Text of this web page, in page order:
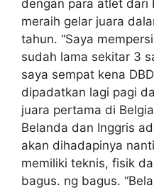
dengan para atlet dari
meraih gelar juara
tahun. “Saya
sudah lama sekitar 3
saya sempat kena
dipadatkan lagi pagi
juara pertama di
Belanda dan Inggris
akan dihadapinya
memiliki teknis, fisik
bagus. ng bagus.